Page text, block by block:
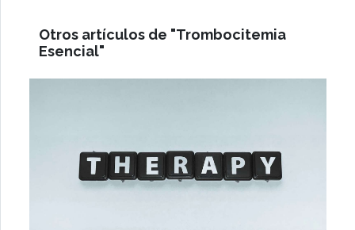
Otros artículos de "Trombocitemia
Esencial"